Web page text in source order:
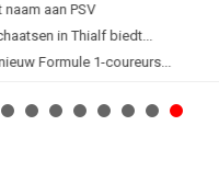
aan PSV
in Thialf biedt...
Formule 1-coureurs...